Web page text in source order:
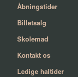
Åbningstider
Billetsalg
Skolemad
Kontakt os
Ledige haltider